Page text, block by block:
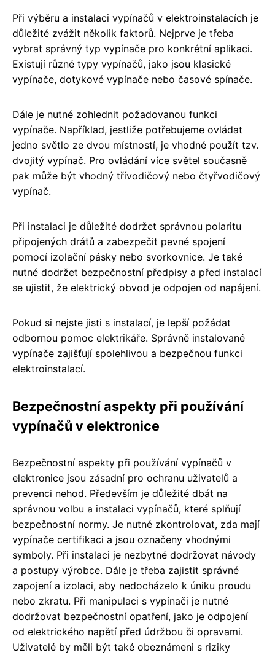
Při výběru a instalaci vypínačů v elektroinstalacích je
důležité zvážit několik faktorů. Nejprve je třeba
vybrat správný typ vypínače pro konkrétní aplikaci.
Existují různé typy vypínačů, jako jsou klasické
vypínače, dotykové vypínače nebo časové spínače.
Dále je nutné zohlednit požadovanou funkci
vypínače. Například, jestliže potřebujeme ovládat
jedno světlo ze dvou místností, je vhodné použít tzv.
dvojitý vypínač. Pro ovládání více světel současně
pak může být vhodný třívodičový nebo čtyřvodičový
vypínač.
Při instalaci je důležité dodržet správnou polaritu
připojených drátů a zabezpečit pevné spojení
pomocí izolační pásky nebo svorkovnice. Je také
nutné dodržet bezpečnostní předpisy a před instalací
se ujistit, že elektrický obvod je odpojen od napájení.
Pokud si nejste jisti s instalací, je lepší požádat
odbornou pomoc elektrikáře. Správně instalované
vypínače zajišťují spolehlivou a bezpečnou funkci
elektroinstalací.
Bezpečnostní aspekty při používání
vypínačů v elektronice
Bezpečnostní aspekty při používání vypínačů v
elektronice jsou zásadní pro ochranu uživatelů a
prevenci nehod. Především je důležité dbát na
správnou volbu a instalaci vypínačů, které splňují
bezpečnostní normy. Je nutné zkontrolovat, zda mají
vypínače certifikaci a jsou označeny vhodnými
symboly. Při instalaci je nezbytné dodržovat návody
a postupy výrobce. Dále je třeba zajistit správné
zapojení a izolaci, aby nedocházelo k úniku proudu
nebo zkratu. Při manipulaci s vypínači je nutné
dodržovat bezpečnostní opatření, jako je odpojení
od elektrického napětí před údržbou či opravami.
Uživatelé by měli být také obeznámeni s riziky